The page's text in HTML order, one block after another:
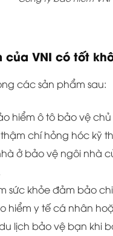
VNI có tốt
các sản phẩm sau:
hiểm ô tô bảo vệ
chí hỏng hóc kỹ
ở bảo vệ ngôi nhà
sức khỏe đảm bảo
hiểm y tế cá nhân
lịch bảo vệ bạn